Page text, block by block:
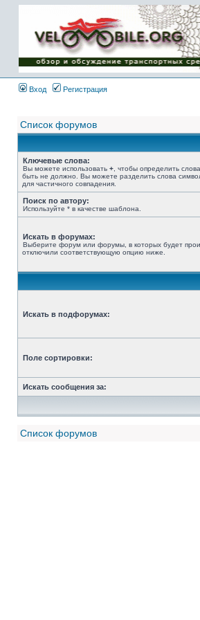
Имя пользователя:
Пароль:
{ LOG_ME_IN_SHORT
}
Вход Регистрация
Список форумов
Ключевые слова:
Вы можете использовать + , чтобы определить
быть не должно. Вы можете разделить слова
для частичного совпадения.
Поиск по автору:
Используйте * в качестве шаблона.
Искать в форумах:
Выберите форум или форумы, в которых будет
отключили соответствующую опцию ниже.
Искать в подфорумах:
Поле сортировки:
Искать сообщения за:
Список форумов